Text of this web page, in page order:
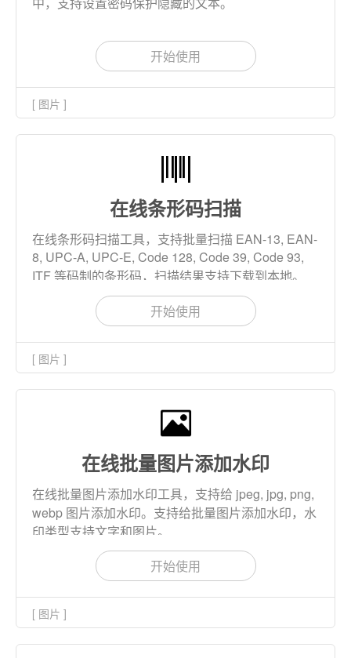
开始使用
[ 图片 ]
在线条形码扫描
在线条形码扫描工具，支持批量扫描 EAN-13, EAN-
8, UPC-A, UPC-E, Code 128, Code 39, Code 93,
ITF 等码制的条形码，扫描结果支持下载到本地。
开始使用
[ 图片 ]
在线批量图片添加水印
在线批量图片添加水印工具，支持给 jpeg, jpg, png,
webp 图片添加水印。支持给批量图片添加水印，水
印类型支持文字和图片。
开始使用
[ 图片 ]